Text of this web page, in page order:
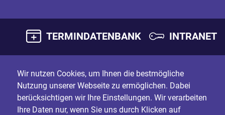
TERMINDATENBANK INTRANET
Wir nutzen Cookies, um Ihnen die bestmögliche
Nutzung unserer Webseite zu ermöglichen. Dabei
berücksichtigen wir Ihre Einstellungen. Wir verarbeiten
Ihre Daten nur, wenn Sie uns durch Klicken auf